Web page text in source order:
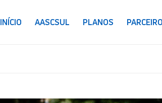
INÍCIO AASCSUL PLANOS